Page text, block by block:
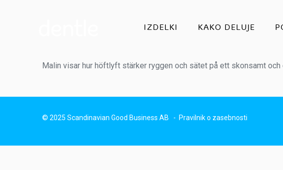
IZDELKI KAKO DELUJE
Malin visar hur höftlyft stärker ryggen och sätet på ett skonsamt
© 2025 Scandinavian Good Business AB - Pravilnik o zasebnosti